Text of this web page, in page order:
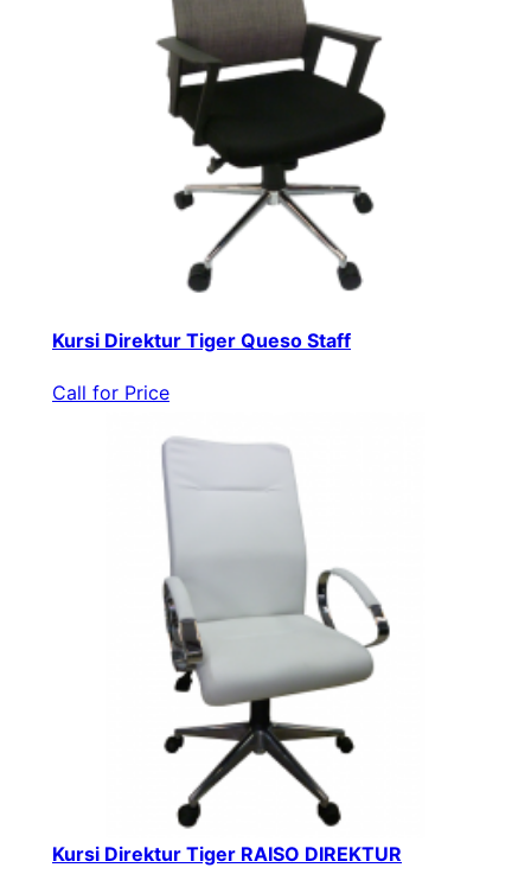
Kursi Direktur Tiger Queso Staff
Call for Price
Kursi Direktur Tiger RAISO DIREKTUR